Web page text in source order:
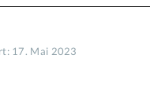
17. Mai 2023